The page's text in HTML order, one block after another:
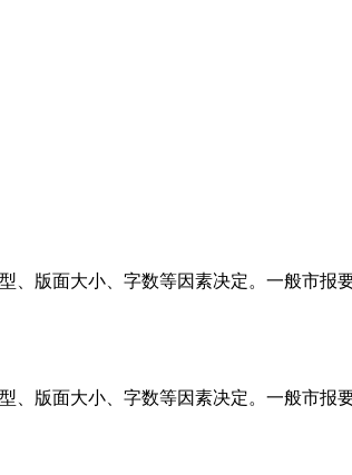
版面大小、字数等因素决定。一般市
版面大小、字数等因素决定。一般市